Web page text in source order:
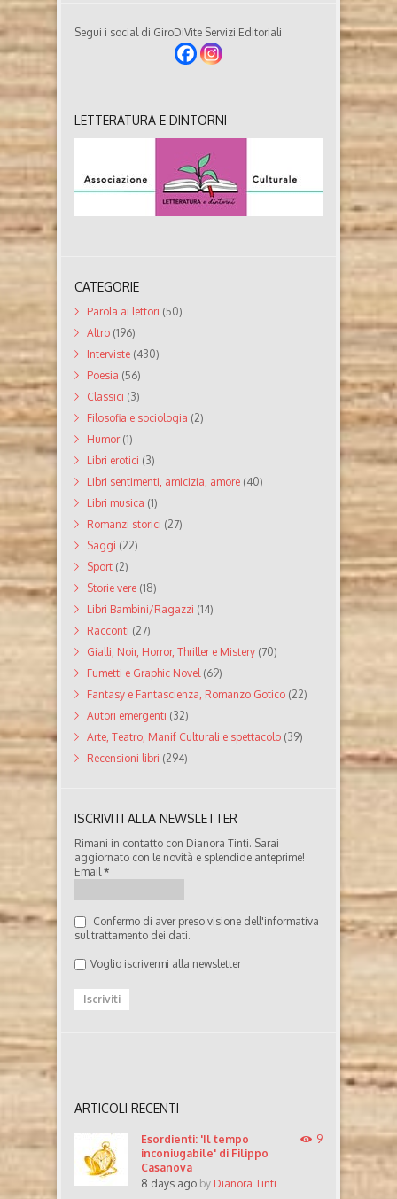
Segui i social di GiroDiVite Servizi Editoriali
LETTERATURA E DINTORNI
CATEGORIE
Parola ai lettori (50)
Altro (196)
Interviste (430)
Poesia (56)
Classici (3)
Filosofia e sociologia (2)
Humor(1)
Libri erotici (3)
Libri sentimenti, amicizia, amore (40)
Libri musica (1)
Romanzi storici (27)
Saggi (22)
Sport (2)
Storie vere (18)
Libri Bambini/Ragazzi (14)
Racconti (27)
Gialli, Noir, Horror, Thriller e Mistery (70)
Fumetti e Graphic Novel(69)
Fantasy e Fantascienza, Romanzo Gotico (22)
Autori emergenti (32)
Arte, Teatro, Manif Culturali e spettacolo (39)
Recensioni libri (294)
ISCRIVITI ALLA NEWSLETTER
Rimani in contatto con Dianora Tinti. Sarai
aggiornato con le novità e splendide anteprime!
Email*
Confermo di aver preso visione dell'informativa
sul trattamento dei dati.
Voglio iscrivermi alla newsletter
ARTICOLI RECENTI
Esordienti: 'Il tempo
inconiugabile' di Filippo
Casanova
8 days ago by Dianora Tinti
9